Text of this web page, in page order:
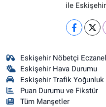
ile
Eskişehir Nöbetçi
Eskişehir Hava Durumu
Eskişehir Trafik Yoğunluk
Puan Durumu ve Fikstür
Tüm Manşetler